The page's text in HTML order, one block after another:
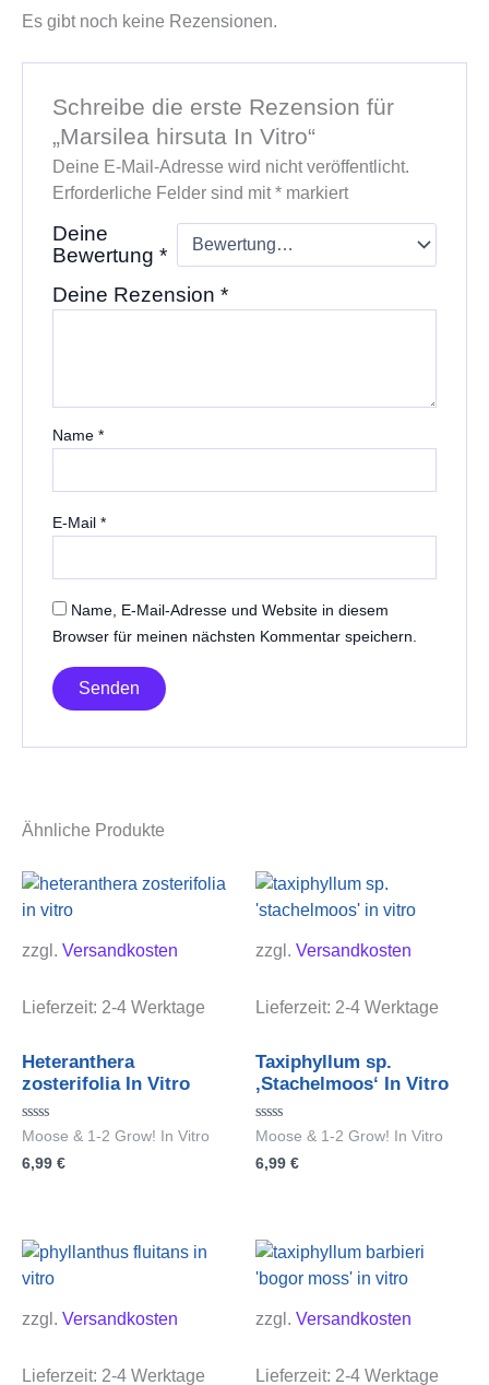
Es gibt noch keine Rezensionen.
Schreibe die erste Rezension für
„Marsilea hirsuta In Vitro“
Deine E-Mail-Adresse wird nicht veröffentlicht.
Erforderliche Felder sind mit*markiert
Deine
Bewertung *
Deine Rezension *
Name *
E-Mail *
Name, E-Mail-Adresse und Website in diesem
Browser für meinen nächsten Kommentar speichern.
Ähnliche Produkte
zzgl. Versandkosten
Lieferzeit: 2-4 Werktage
Heteranthera
zosterifolia In Vitro
Bewertet
0
Moose & 1-2 Grow! In Vitro
6,99 €
zzgl. Versandkosten
Lieferzeit: 2-4 Werktage
Taxiphyllum sp.
‚Stachelmoos‘ In Vitro
Bewertet
0
Moose & 1-2 Grow! In Vitro
6,99 €
zzgl. Versandkosten
Lieferzeit: 2-4 Werktage
zzgl. Versandkosten
Lieferzeit: 2-4 Werktage